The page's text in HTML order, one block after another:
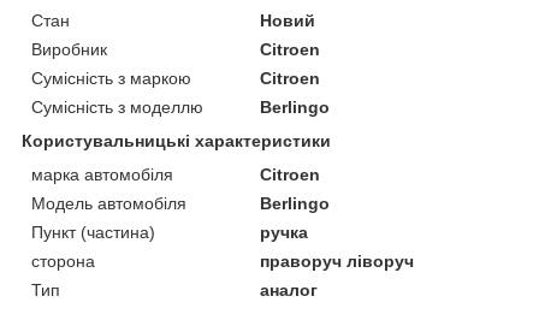
Стан
Новий
Виробник
Citroen
Сумісність з маркою
Citroen
Сумісність з моделлю
Berlingo
Користувальницькі характеристики
марка автомобіля
Citroen
Модель автомобіля
Berlingo
Пункт (частина)
ручка
сторона
праворуч ліворуч
Тип
аналог